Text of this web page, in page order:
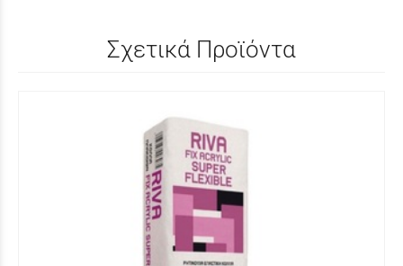
Σχετικά Προϊόντα